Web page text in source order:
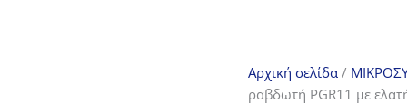
Αρχική σελίδα/
ραβδωτή PGR11 με